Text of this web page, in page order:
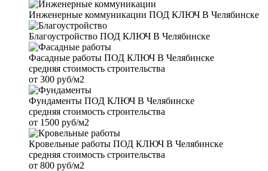
Инженерные коммуникации ПОД КЛЮЧ В Челябинске
Благоустройство ПОД КЛЮЧ В Челябинске
Фасадные работы ПОД КЛЮЧ В Челябинске
средняя стоимость строительства
от 300 руб/м2
Фундаменты ПОД КЛЮЧ В Челябинске
средняя стоимость строительства
от 1500 руб/м2
Кровельные работы ПОД КЛЮЧ В Челябинске
средняя стоимость строительства
от 800 руб/м2